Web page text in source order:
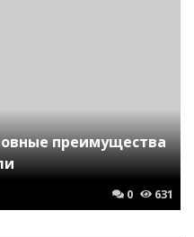
преимущества
0 631